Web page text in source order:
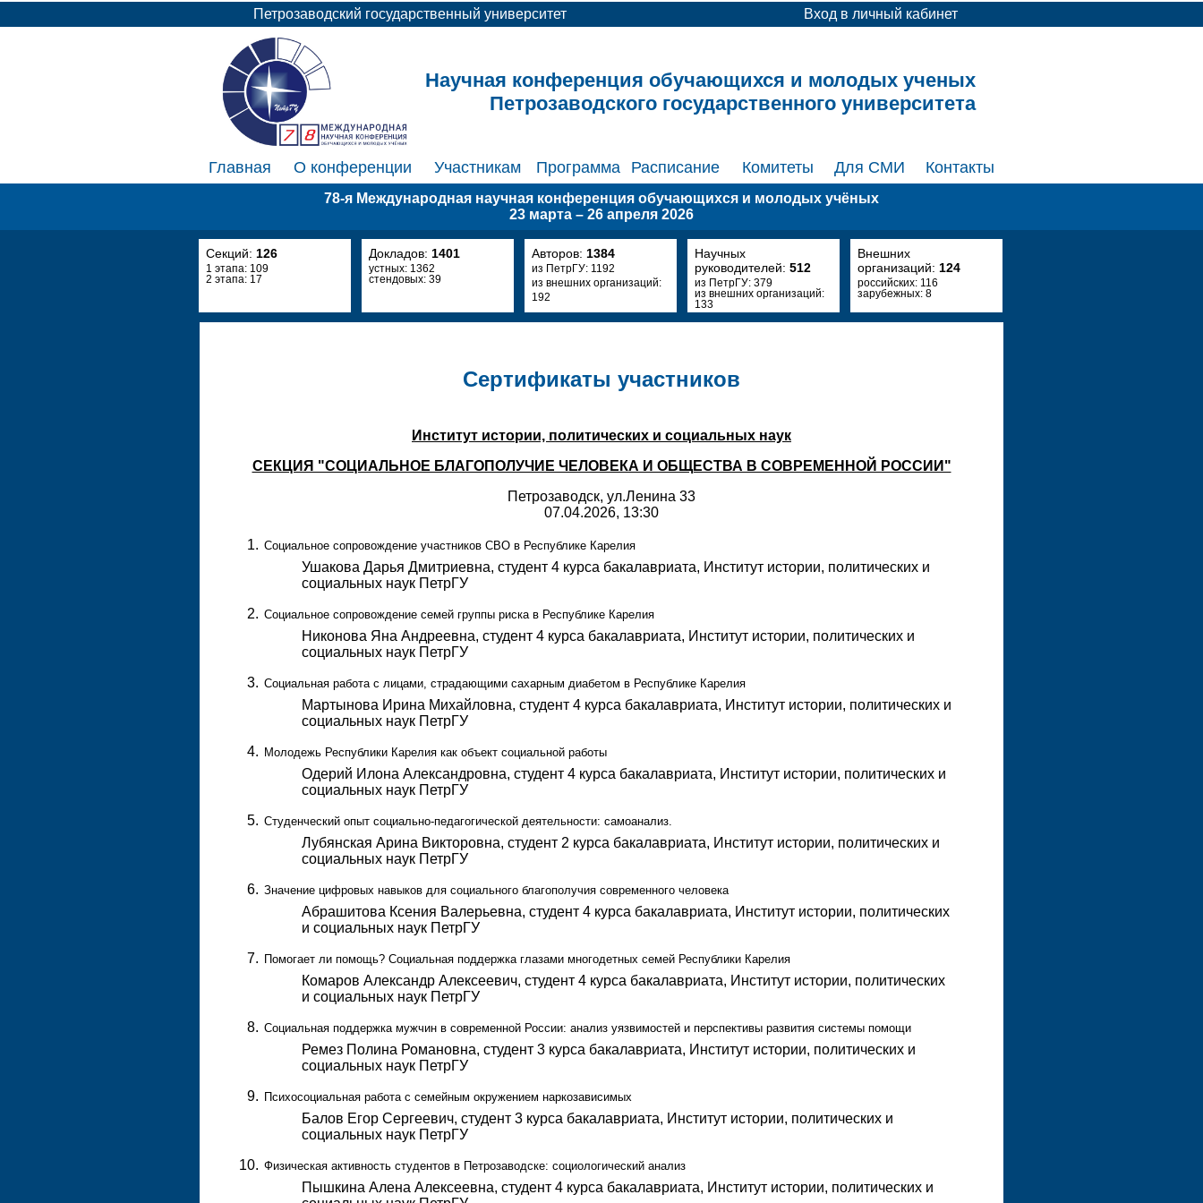
Петрозаводский государственный университет Вход в личный кабинет
Научная конференция обучающихся и молодых ученых
Петрозаводского государственного университета
Главная О конференции Участникам Программа Расписание Комитеты Для СМИ Контакты
78-я Международная научная конференция обучающихся и молодых учёных
23 марта – 26 апреля 2026
Секций: 126
1 этапа: 109
2 этапа: 17
Докладов: 1401
устных: 1362
стендовых: 39
Авторов: 1384
из ПетрГУ: 1192
из внешних организаций:
192
Научных
руководителей: 512
из ПетрГУ: 379
из внешних организаций:
133
Внешних
организаций: 124
российских: 116
зарубежных: 8
Сертификаты участников
Институт истории, политических и социальных наук
СЕКЦИЯ "СОЦИАЛЬНОЕ БЛАГОПОЛУЧИЕ ЧЕЛОВЕКА И ОБЩЕСТВА В СОВРЕМЕННОЙ РОССИИ"
Петрозаводск, ул.Ленина 33
07.04.2026, 13:30
Социальное сопровождение участников СВО в Республике Карелия
Ушакова Дарья Дмитриевна, студент 4 курса бакалавриата, Институт истории, политических и
социальных наук ПетрГУ
Социальное сопровождение семей группы риска в Республике Карелия
Никонова Яна Андреевна, студент 4 курса бакалавриата, Институт истории, политических и
социальных наук ПетрГУ
Социальная работа с лицами, страдающими сахарным диабетом в Республике Карелия
Мартынова Ирина Михайловна, студент 4 курса бакалавриата, Институт истории, политических и
социальных наук ПетрГУ
Молодежь Республики Карелия как объект социальной работы
Одерий Илона Александровна, студент 4 курса бакалавриата, Институт истории, политических и
социальных наук ПетрГУ
Студенческий опыт социально-педагогической деятельности: самоанализ.
Лубянская Арина Викторовна, студент 2 курса бакалавриата, Институт истории, политических и
социальных наук ПетрГУ
Значение цифровых навыков для социального благополучия современного человека
Абрашитова Ксения Валерьевна, студент 4 курса бакалавриата, Институт истории, политических
и социальных наук ПетрГУ
Помогает ли помощь? Социальная поддержка глазами многодетных семей Республики Карелия
Комаров Александр Алексеевич, студент 4 курса бакалавриата, Институт истории, политических
и социальных наук ПетрГУ
Социальная поддержка мужчин в современной России: анализ уязвимостей и перспективы развития системы помощи
Ремез Полина Романовна, студент 3 курса бакалавриата, Институт истории, политических и
социальных наук ПетрГУ
Психосоциальная работа с семейным окружением наркозависимых
Балов Егор Сергеевич, студент 3 курса бакалавриата, Институт истории, политических и
социальных наук ПетрГУ
Физическая активность студентов в Петрозаводске: социологический анализ
Пышкина Алена Алексеевна, студент 4 курса бакалавриата, Институт истории, политических и